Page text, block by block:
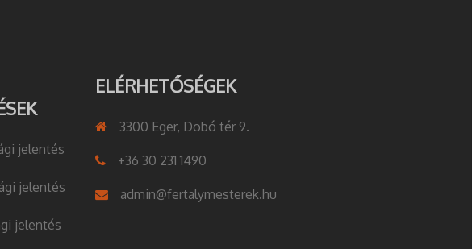
jelentés
jelentés
jelentés
ELÉRHETŐSÉGEK
3300 Eger, Dobó tér 9.
+36 30 231 1490
admin@fertalymesterek.hu